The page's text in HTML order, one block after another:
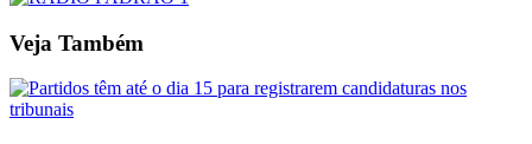
Veja Também